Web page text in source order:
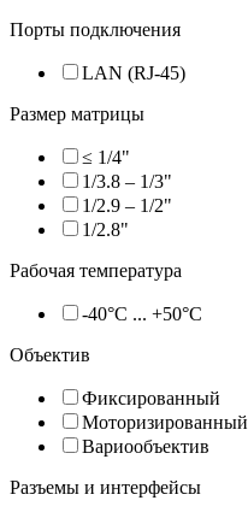
Порты подключения
LAN (RJ-45)
Размер матрицы
≤ 1/4"
1/3.8 – 1/3"
1/2.9 – 1/2"
1/2.8"
Рабочая температура
-40°C ... +50°C
Объектив
Фиксированный
Моторизированный
Вариообъектив
Разъемы и интерфейсы